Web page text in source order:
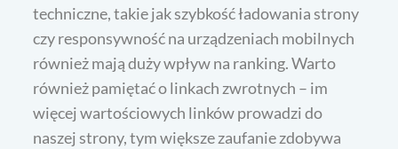
techniczne, takie jak szybkość ładowania strony
czy responsywność na urządzeniach mobilnych
również mają duży wpływ na ranking. Warto
również pamiętać o linkach zwrotnych – im
więcej wartościowych linków prowadzi do
naszej strony, tym większe zaufanie zdobywa